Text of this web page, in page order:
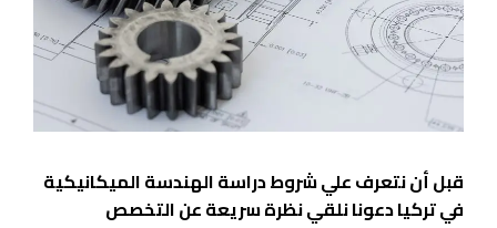
قبل أن نتعرف علي شروط دراسة الهندسة الميكانيكية
في تركيا دعونا نلقي نظرة سريعة عن التخصص